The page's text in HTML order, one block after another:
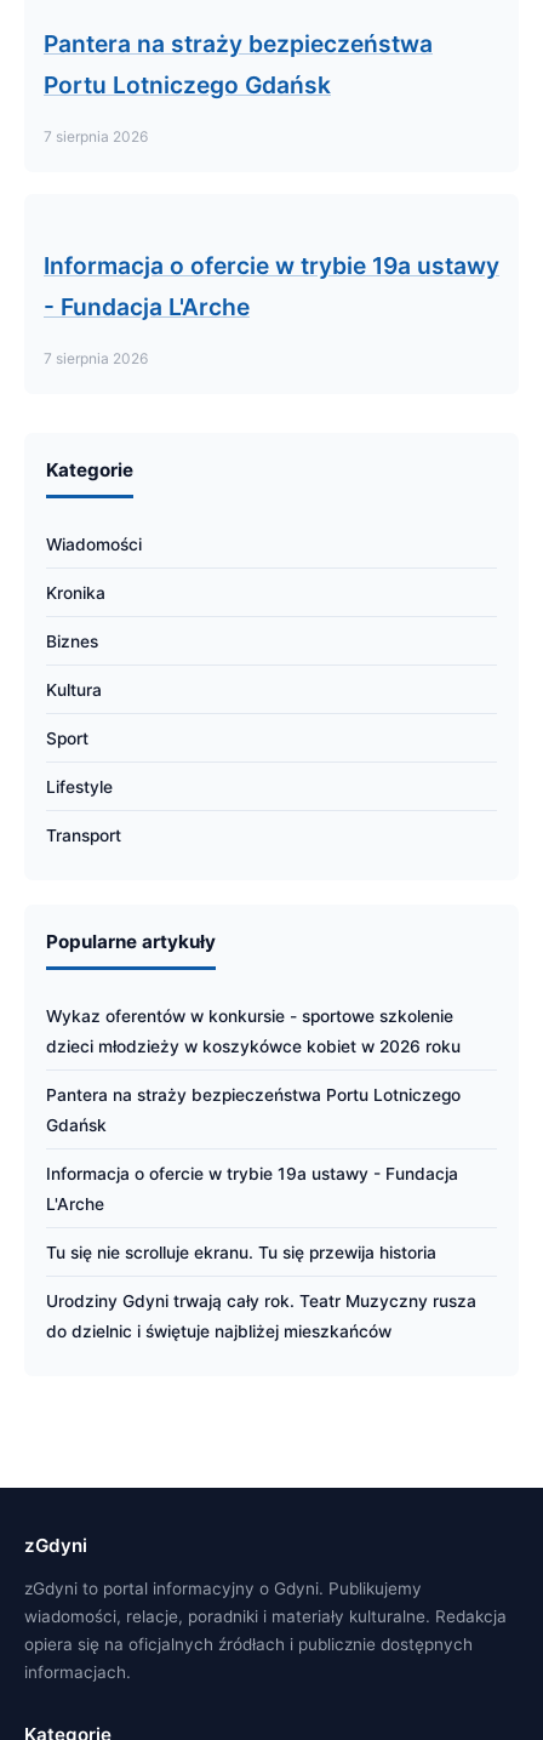
Pantera na straży bezpieczeństwa
Portu Lotniczego Gdańsk
7 sierpnia 2026
Informacja o ofercie w trybie 19a ustawy
- Fundacja L'Arche
7 sierpnia 2026
Kategorie
Wiadomości
Kronika
Biznes
Kultura
Sport
Lifestyle
Transport
Popularne artykuły
Wykaz oferentów w konkursie - sportowe szkolenie
dzieci młodzieży w koszykówce kobiet w 2026 roku
Pantera na straży bezpieczeństwa Portu Lotniczego
Gdańsk
Informacja o ofercie w trybie 19a ustawy - Fundacja
L'Arche
Tu się nie scrolluje ekranu. Tu się przewija historia
Urodziny Gdyni trwają cały rok. Teatr Muzyczny rusza
do dzielnic i świętuje najbliżej mieszkańców
zGdyni
zGdyni to portal informacyjny o Gdyni. Publikujemy
wiadomości, relacje, poradniki i materiały kulturalne. Redakcja
opiera się na oficjalnych źródłach i publicznie dostępnych
informacjach.
Kategorie